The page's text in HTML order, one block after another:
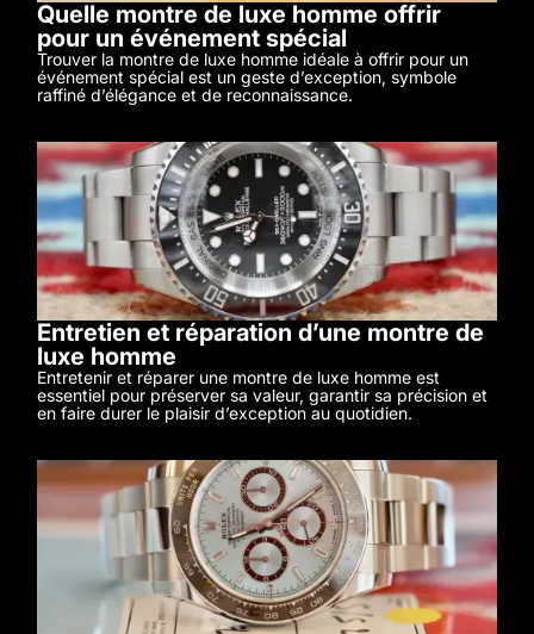
Quelle montre de luxe homme offrir
pour un événement spécial
Trouver la montre de luxe homme idéale à offrir pour un
événement spécial est un geste d’exception, symbole
raffiné d’élégance et de reconnaissance.
Entretien et réparation d’une montre de
luxe homme
Entretenir et réparer une montre de luxe homme est
essentiel pour préserver sa valeur, garantir sa précision et
en faire durer le plaisir d’exception au quotidien.